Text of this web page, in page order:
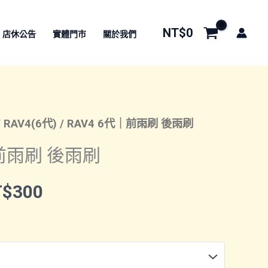
店休公告 實體門市 關於我們 NT$0
RAV4(6代) / RAV4 6代｜前雨刷 後雨刷
刷 後雨刷
300